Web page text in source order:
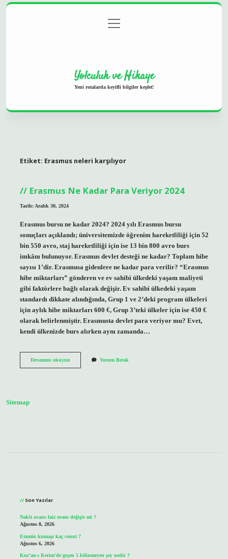
Gizlilik Politikası
menüyü
aç
Yolculuk ve Hikaye
Yeni rotalarda keyifli bilgiler keşfet!
Etiket: Erasmus neleri karşılıyor
Erasmus Ne Kadar Para Veriyor 2024
Tarih: Aralık 30, 2024
Erasmus bursu ne kadar 2024? 2024 yılı Erasmus bursu
sonuçları açıklandı; üniversitemizde öğrenim hareketliliği için 52
bin 550 avro, staj hareketliliği için ise 13 bin 800 avro burs
imkânı bulunuyor. Erasmus devlet desteği ne kadar? Toplam hibe
sayısı 1’dir. Erasmusa gidenlere ne kadar para verilir? “Erasmus
hibe miktarları” gönderen ve ev sahibi ülkedeki yaşam maliyeti
gibi faktörlere bağlı olarak değişir. Ev sahibi ülkedeki yaşam
standardı dikkate alındığında, Grup 1 ve 2’deki program ülkeleri
için aylık hibe miktarları 600 €, Grup 3’teki ülkeler için ise 450 €
olarak belirlenmiştir. Erasmusta devlet para veriyor mu? Evet,
kendi ülkenizde burs alırken aynı zamanda…
Devamını okuyunErasmus
Yorum Bırak
Sitemap
Son Yazılar
Nakit avans faiz oranı değişir mi ?
Ağustos 8, 2026
Etamin kumaşı kaç count ?
Ağustos 6, 2026
Kur’an-ı Kerim’de geçen 5 bilinmeyen şey nedir ?